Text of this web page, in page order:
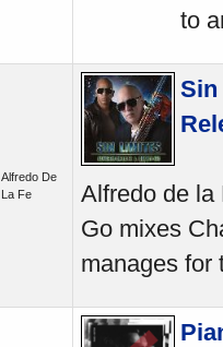
to
Alfredo De
La Fe
Sin
Alfredo de la
Go mixes
manages for